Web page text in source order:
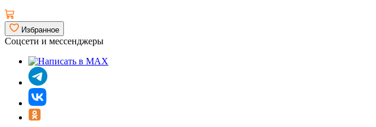
Избранное
Соцсети и мессенджеры